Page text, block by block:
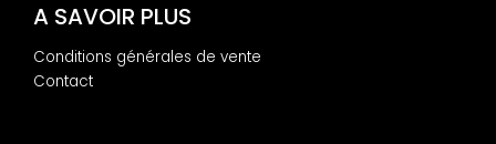
A SAVOIR PLUS
Conditions générales de vente
Contact